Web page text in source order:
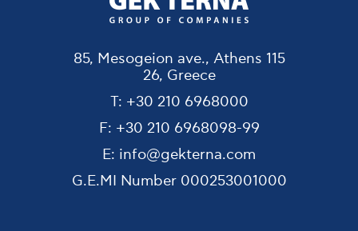
85, Mesogeion ave., Athens 115
26, Greece
T: +30 210 6968000
F: +30 210 6968098-99
E: info@gekterna.com
G.E.MI Number 000253001000